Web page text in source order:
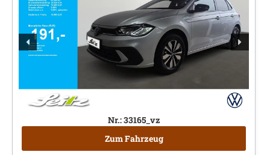
Nr.: 33165_vz
Zum Fahrzeug